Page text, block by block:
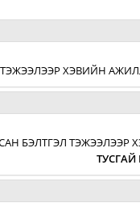
ТЭЖЭЭЛЭЭР ХЭВИЙН
БЭЛТГЭЛ ТЭЖЭЭЛЭЭР